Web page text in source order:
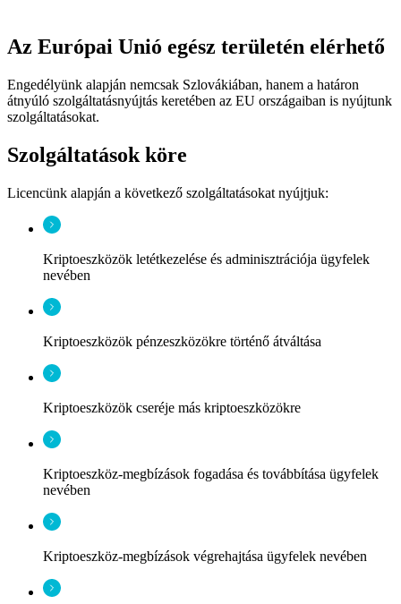
Az Európai Unió egész területén elérhető
Engedélyünk alapján nemcsak Szlovákiában, hanem a határon
átnyúló szolgáltatásnyújtás keretében az EU országaiban is nyújtunk
szolgáltatásokat.
Szolgáltatások köre
Licencünk alapján a következő szolgáltatásokat nyújtjuk:
Kriptoeszközök letétkezelése és adminisztrációja ügyfelek
nevében
Kriptoeszközök pénzeszközökre történő átváltása
Kriptoeszközök cseréje más kriptoeszközökre
Kriptoeszköz-megbízások fogadása és továbbítása ügyfelek
nevében
Kriptoeszköz-megbízások végrehajtása ügyfelek nevében